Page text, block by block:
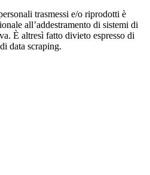
trasmessi e/o riprodotti è
all’addestramento di sistemi di
È altresì fatto divieto espresso di
data scraping.